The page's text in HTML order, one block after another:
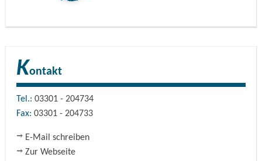
Kontakt
Tel.: 03301 - 204734
Fax: 03301 - 204733
E-Mail schreiben
Zur Webseite